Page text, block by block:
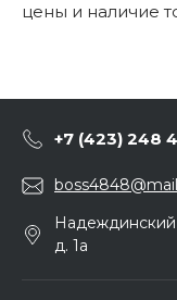
цены и наличие
+7 (423) 248
Надеждинский
д. 1а